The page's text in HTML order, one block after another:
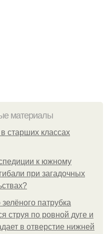
материалы
старших классах
к южному
при загадочных
зелёного патрубка
струя по ровной дуге и
в отверстие нижней